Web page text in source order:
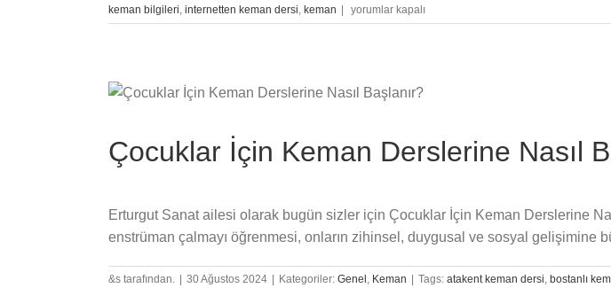
keman bilgileri internetten keman dersi keman |
Keman
İçin
Kullanım
yorumlar kapalı
Çocuklar İçin Keman Derslerine Nasıl
Erturgut Sanat ailesi olarak bugün sizler için Çocuklar İçin Keman Derslerine
enstrüman çalmayı öğrenmesi, onların zihinsel, duygusal ve sosyal gelişimine
&s tarafından. 30 Ağustos 2024 Kategoriler: Genel , Keman Tags: atakent keman dersi, bostanlı